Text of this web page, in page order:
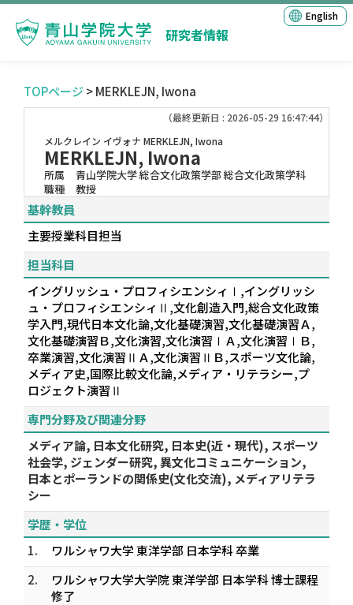
研究者情報
English
TOPページ > MERKLEJN, Iwona
（最終更新日 : 2026-05-29 16:47:44）
メルクレイン イヴォナ MERKLEJN, Iwona
MERKLEJN, Iwona
所属
青山学院大学 総合文化政策学部 総合文化政策学科
職種
教授
基幹教員
主要授業科目担当
担当科目
イングリッシュ・プロフィシエンシィⅠ,イングリッシ
ュ・プロフィシエンシィⅡ,文化創造入門,総合文化政策
学入門,現代日本文化論,文化基礎演習,文化基礎演習Ａ,
文化基礎演習Ｂ,文化演習,文化演習ⅠＡ,文化演習ⅠＢ,
卒業演習,文化演習ⅡＡ,文化演習ⅡＢ,スポーツ文化論,
メディア史,国際比較文化論,メディア・リテラシー,プ
ロジェクト演習Ⅱ
専門分野及び関連分野
メディア論, 日本文化研究, 日本史(近・現代), スポーツ
社会学, ジェンダー研究, 異文化コミュニケーション,
日本とポーランドの関係史(文化交流), メディアリテラ
シー
学歴・学位
1.
ワルシャワ大学 東洋学部 日本学科 卒業
2.
ワルシャワ大学大学院 東洋学部 日本学科 博士課程
修了